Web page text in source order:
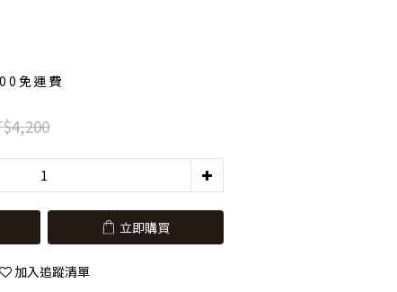
免運費
立即購買
加入追蹤清單